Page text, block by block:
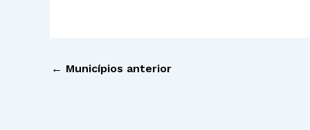
← Municípios anterior